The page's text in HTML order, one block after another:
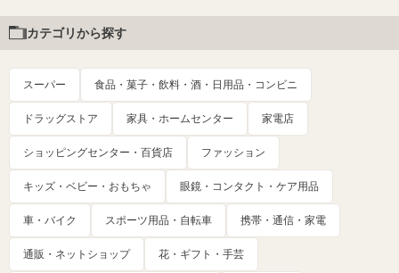
カテゴリから探す
スーパー 食品・菓子・飲料・酒・日用品・コンビニ
ドラッグストア 家具・ホームセンター 家電店
ショッピングセンター・百貨店 ファッション
キッズ・ベビー・おもちゃ 眼鏡・コンタクト・ケア用品
車・バイク スポーツ用品・自転車 携帯・通信・家電
通販・ネットショップ 花・ギフト・手芸